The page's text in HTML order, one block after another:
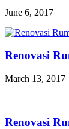
June 6, 2017
Renovasi
March 13, 2017
Renovasi